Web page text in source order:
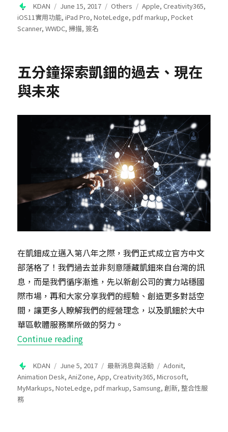
Author
KDAN
Posted
on
June 15, 2017 Categories
Others Tags
Apple,Creativity365,
iOS11實用功能,iPad Pro,NoteLedge,pdf markup,Pocket
Scanner,WWDC,掃描, 簽名
五分鐘探索凱鈿的過去、現在
與未來
在凱鈿成立邁入第八年之際，我們正式成立官方中文
部落格了！我們過去並非刻意隱藏凱鈿來自台灣的訊
息，而是我們循序漸進，先以新創公司的實力站穩國
際市場，再和大家分享我們的經驗、創造更多對話空
間，讓更多人瞭解我們的經營理念，以及凱鈿於大中
華區軟體服務業所做的努力。
Continue reading“五分鐘探索凱鈿的過去、現在與未來
Author
KDAN
Posted
on
June 5, 2017 Categories
最新消息與活動 Tags
Adonit,
Animation Desk,AniZone,App,Creativity365,Microsoft,
MyMarkups,NoteLedge,pdf markup,Samsung,創新,整合性服
務